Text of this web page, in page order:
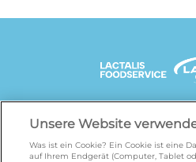
UNSERE
Unsere Website
Was ist ein Cookie? Ein Cookie ist eine
auf Ihrem Endgerät (Computer, Tablet